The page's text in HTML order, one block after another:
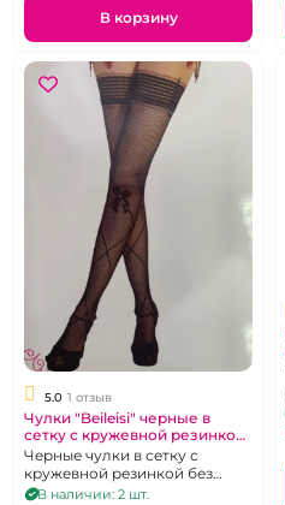
В корзину
5.0 1 отзыв
Чулки "Beileisi" черные в
сетку с кружевной резинкой
без силикона р 2-3
Черные чулки в сетку с
кружевной резинкой без
силикона
В наличии: 2 шт.